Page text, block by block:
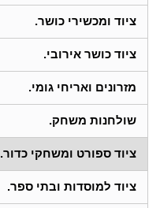
ציוד ומכשירי כושר.
ציוד כושר אירובי.
מזרונים ואריחי גומי.
שולחנות משחק.
ציוד ספורט ומשחקי כדור.
ציוד למוסדות ובתי ספר.